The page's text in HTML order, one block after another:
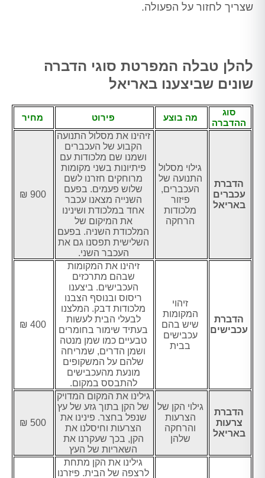
שצריך לחזור על הפעולה.
להלן טבלה המפרטת סוגי הדברה
שונים שביצענו באריאל
סוג
ההדברה
מה בוצע פירוט מחיר
הדברת
עכברים
באריאל
גילוי מסלול
התנועה של
העכברים,
פיזור
מלכודות
הרחקה
זיהינו את מסלול התנועה
הקבוע של העכברים
ושמנו שם מלכודות עם
פיתיונות בשני מקומות
מרוחקים חזרנו לשם
שלוש פעמים. בפעם
השנייה מצאנו עכבר
אחד במלכודת ושינינו
את המיקום של
המלכודת השניה. בפעם
השלישית תפסנו גם את
העכבר השני.
900 ₪
הדברת
עכבישים
זיהוי
המקומות
שיש בהם
עכבישים
בבית
זיהינו את המקומות
שבהם מתרכזים
העכבישים. ביצענו
ריסוס ובנוסף הצבנו
מלכודות דבק. המלצנו
לבעלי הבית לעשות
בעתיד שימור בחומרים
טבעיים כמו שמן מנטה
ושמן הדרים, שמריחה
שלהם על המשקופים
מונעת מהעכבישים
להתבסס במקום.
400 ₪
הדברת
צרעות
באריאל
גילוי הקן של
הצרעות
והרחקה
שלהן
גילינו את המקום המדויק
של הקן בתוך גזע של עץ
שנפל בחצר. פינינו את
הצרעות וחיסלנו את
הקן, בכך שעקרנו את
השאריות של העץ
500 ₪
גילינו את הקן מתחת
לרצפה של הבית. פיזרנו